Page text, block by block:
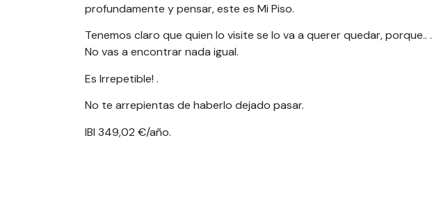
profundamente y pensar, este es Mi Piso.
Tenemos claro que quien lo visite se lo va a querer quedar, porque.. .
No vas a encontrar nada igual.
Es Irrepetible! .
No te arrepientas de haberlo dejado pasar.
IBI 349,02 €/año.